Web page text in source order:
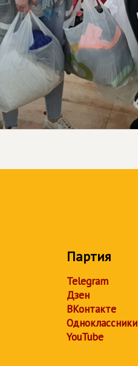
Партия
Telegram
Дзен
ВКонтакте
Одноклассники
YouTube